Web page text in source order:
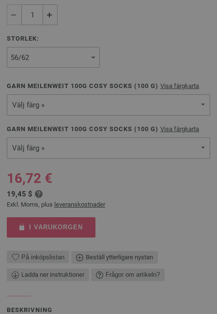
STORLEK:
GARN MEILENWEIT 100G COSY SOCKS ( 100 G) Visa färgkarta
Välj färg »
GARN MEILENWEIT 100G COSY SOCKS ( 100 G) Visa färgkarta
Välj färg »
16,72 €
19,45 $
Exkl. Moms, plus leveranskostnader
I VARUKORGEN
På inköpslistan Beställ ytterligare nystan
Ladda ner instruktioner Frågor om artikeln?
BESKRIVNING